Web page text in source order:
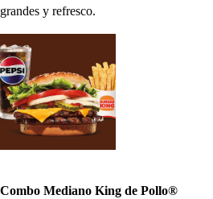
grandes y refresco.
Combo Mediano King de Pollo®